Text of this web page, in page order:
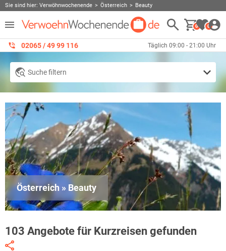
Sie sind hier: Verwöhnwochenende Österreich Beauty
0 0
02065 / 49 ‌99 116 Täglich 09:00 - 21:00 Uhr
Suche filtern
Österreich » Beauty
103 Angebote für Kurzreisen gefunden